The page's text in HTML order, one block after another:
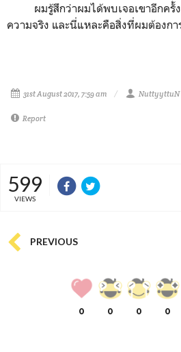
ผมรู้สึกว่าผมได้พบเจอเขาอีกครั้ง
ความจริง และนี่แหละคือสิ่งที่ผมต้องก
31st August 2017, 7:59 am NuttyyttuN
Report
599
VIEWS
PREVIOUS
0 0 0 0